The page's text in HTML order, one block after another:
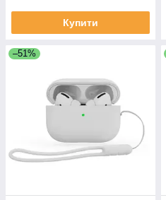
Купити
–51%